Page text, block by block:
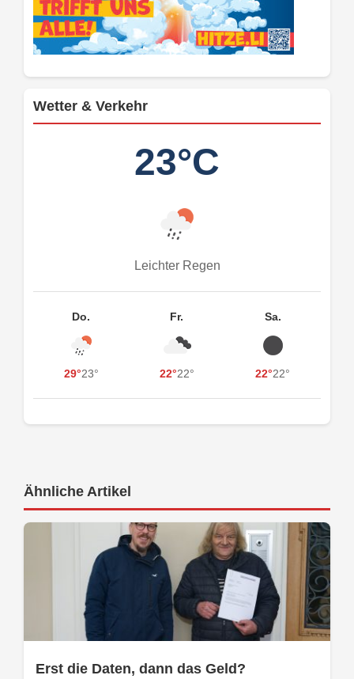
Wetter & Verkehr
23°C
Leichter Regen
Do.
29°23°
Fr.
22°22°
Sa.
22°22°
Ähnliche Artikel
Erst die Daten, dann das Geld?